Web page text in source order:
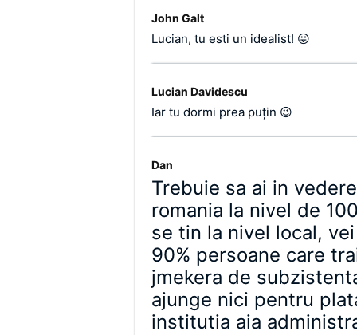
John Galt
Lucian, tu esti un idealist! 😛
Lucian Davidescu
Iar tu dormi prea puţin 😉
Dan
Trebuie sa ai in
romania la nivel de
se tin la nivel local,
90% persoane care
jmekera de
ajunge nici pentru
institutia aia